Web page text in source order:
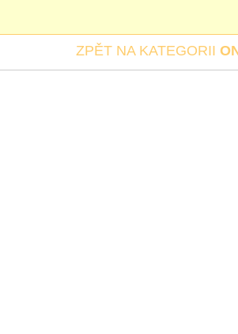
ZPĚT NA KATEGORII